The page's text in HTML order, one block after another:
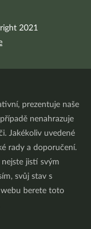
2021
prezentuje naše
nenahrazuje
Jakékoliv uvedené
rady a doporučení.
jistí svým
svůj stav s
berete toto